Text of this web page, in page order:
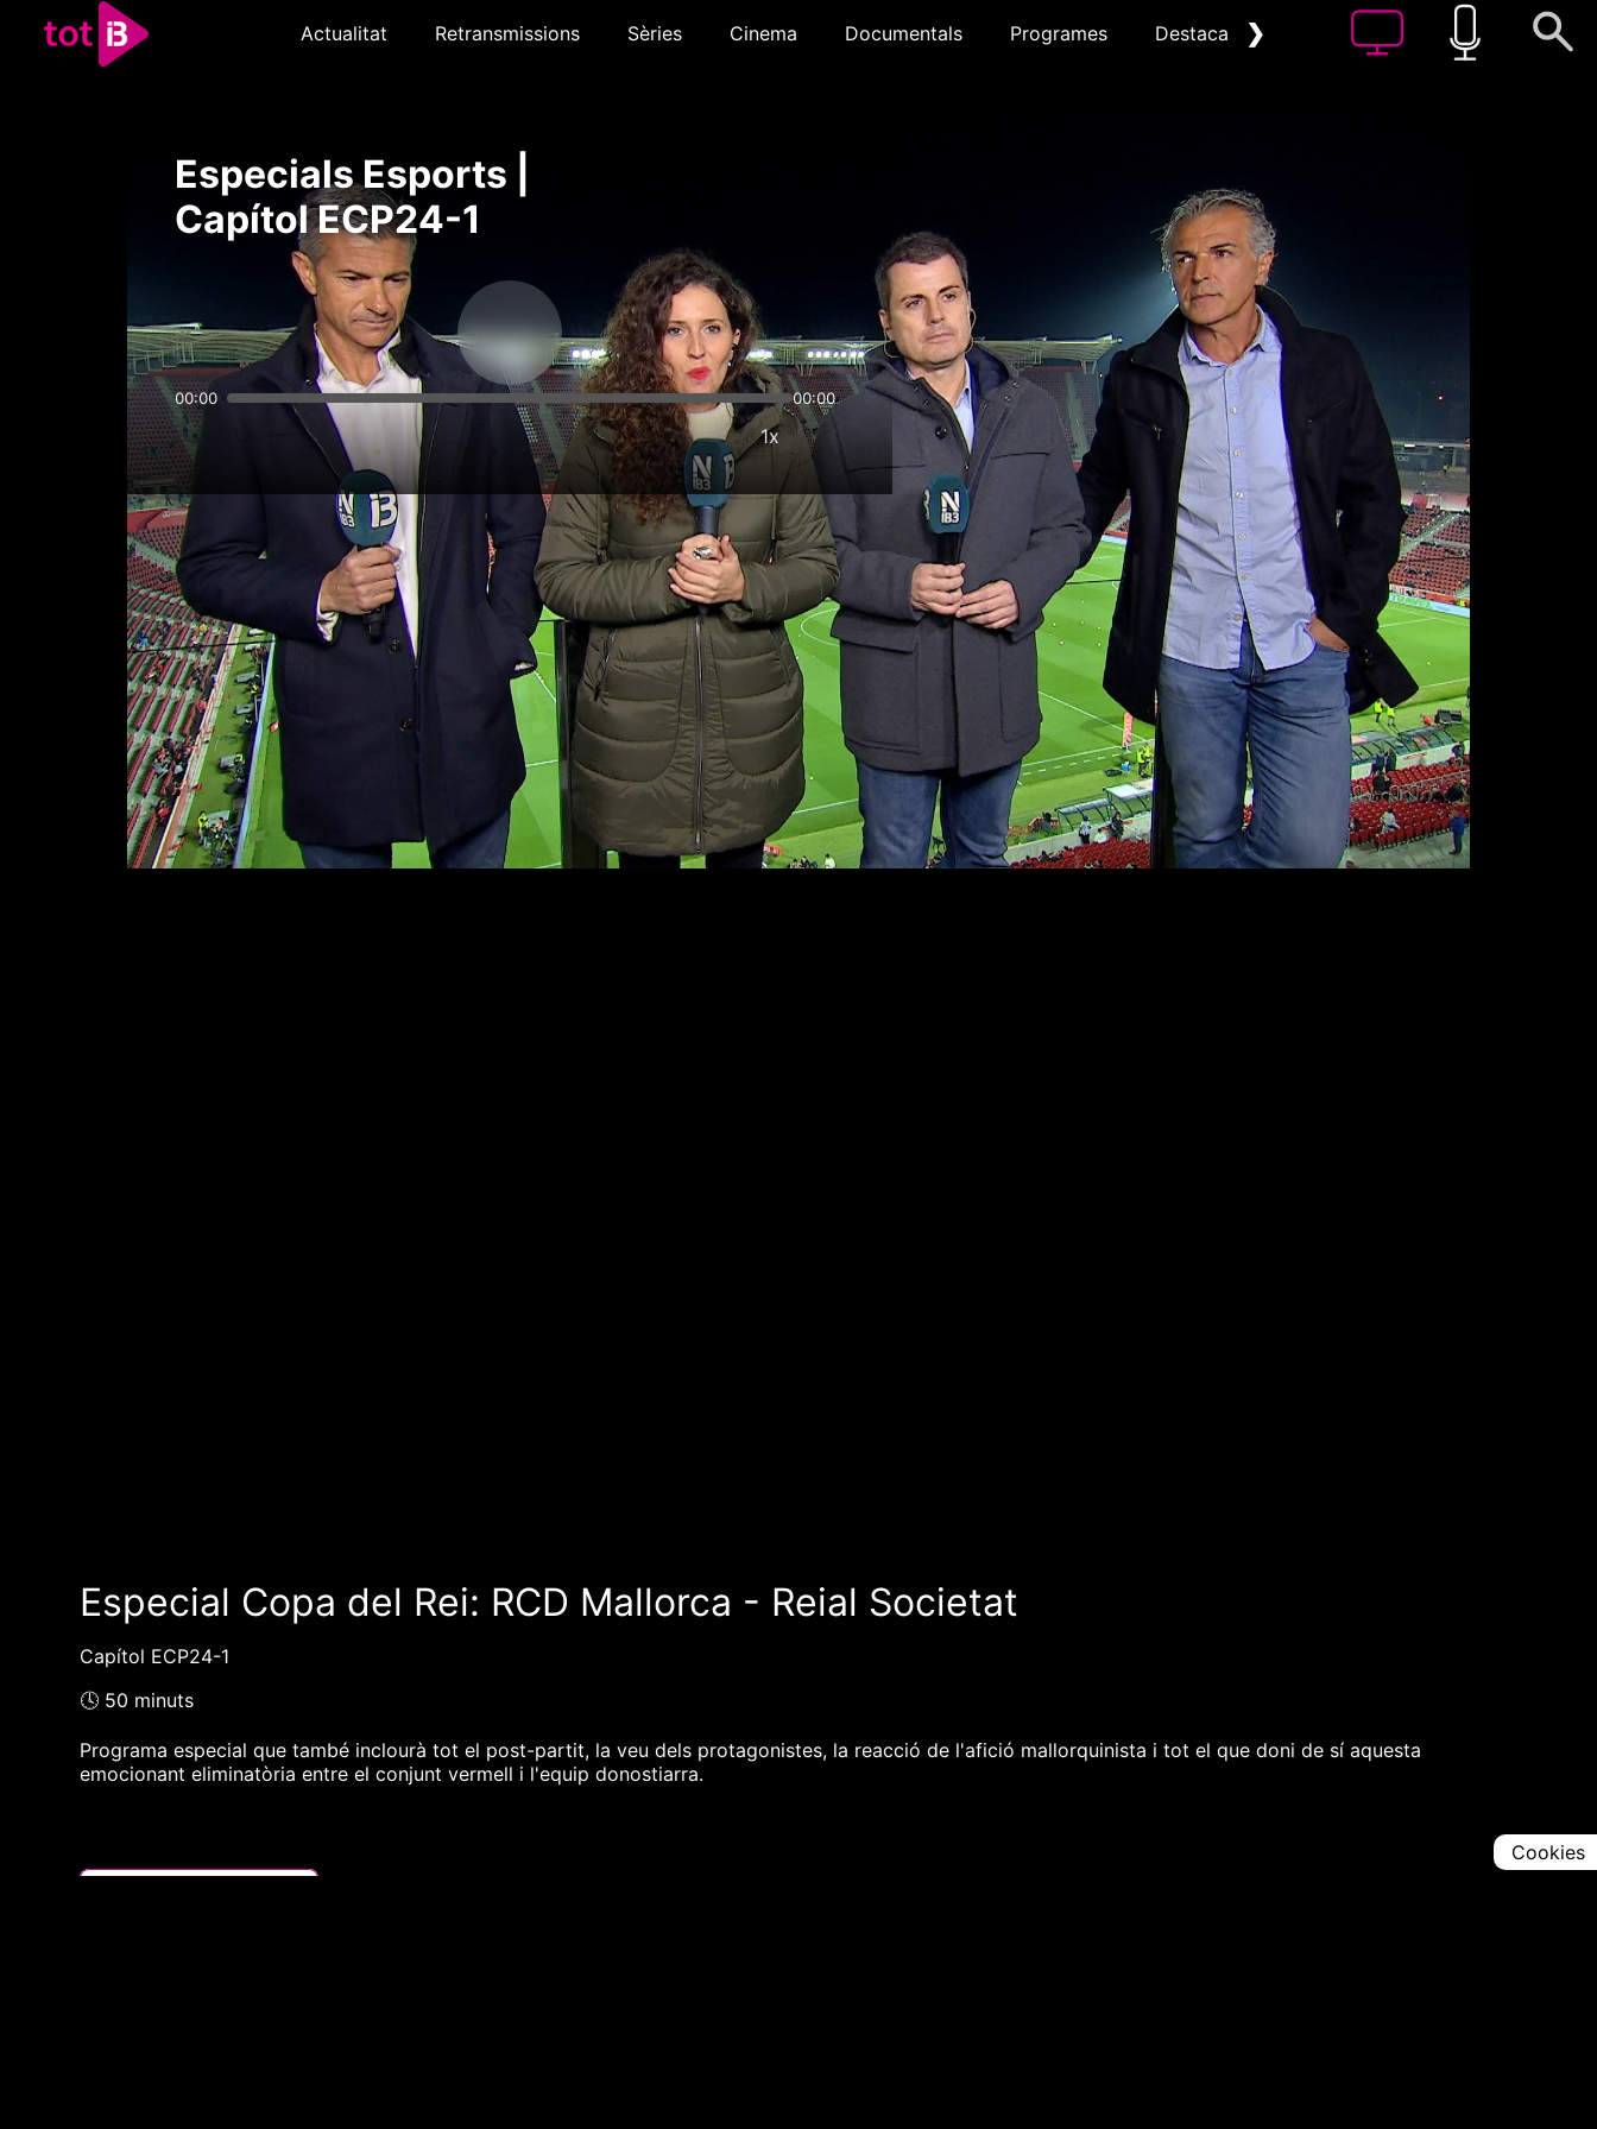
Actualitat Retransmissions Sèries Cinema Documentals Programes Destacat ❯
Especials Esports |
Capítol ECP24-1
00:00 00:00
1x
Especial Copa del Rei: RCD Mallorca - Reial Societat
Capítol ECP24-1
🕓 50 minuts
Programa especial que també inclourà tot el post-partit, la veu dels protagonistes, la reacció de l'afició mallorquinista i tot el que doni de sí aquesta
emocionant eliminatòria entre el conjunt vermell i l'equip donostiarra.
Cookies